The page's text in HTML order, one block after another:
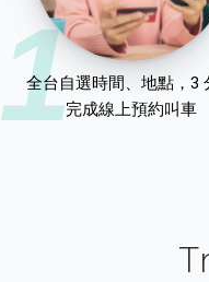
1
全台自選時間、地點，3
完成線上預約叫車